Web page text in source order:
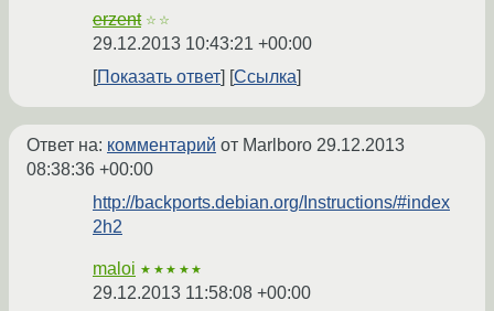
erzent ☆☆
29.12.2013 10:43:21 +00:00
Показать ответ
Ссылка
Ответ на: комментарий от Marlboro 29.12.2013
08:38:36 +00:00
http://backports.debian.org/Instructions/#index
2h2
maloi ★★★★★
29.12.2013 11:58:08 +00:00